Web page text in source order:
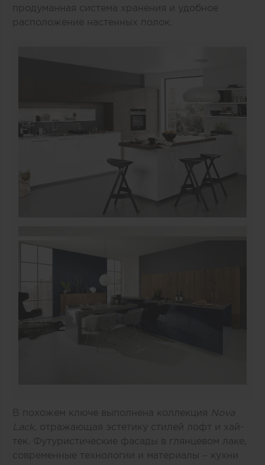
продуманная система хранения и удобное
расположение настенных полок.
В похожем ключе выполнена коллекция Nova
Lack
, отражающая эстетику стилей лофт и хай-
тек. Футуристические фасады в глянцевом лаке,
современные технологии и материалы – кухни